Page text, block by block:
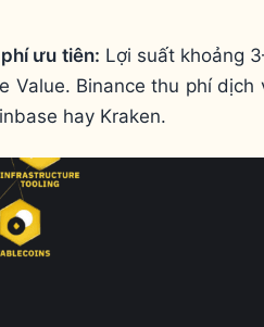
ưu tiên: Lợi suất khoảng
Value. Binance thu phí
hay Kraken.